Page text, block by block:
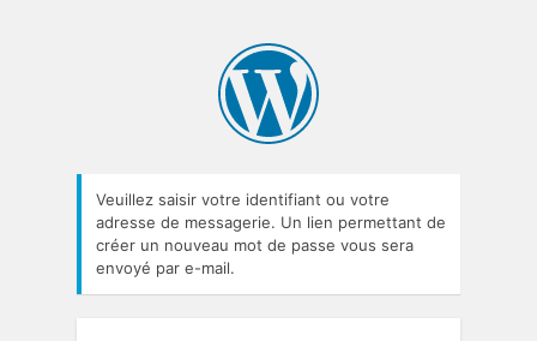
Veuillez saisir votre identifiant ou votre
adresse de messagerie. Un lien permettant de
créer un nouveau mot de passe vous sera
envoyé par e-mail.